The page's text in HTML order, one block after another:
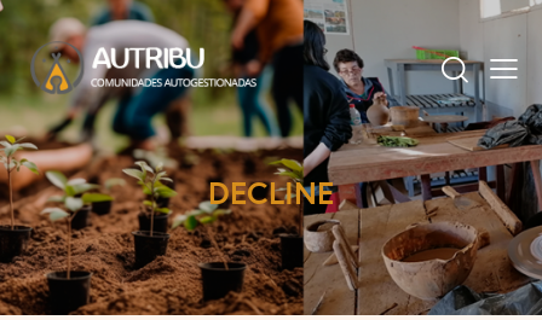
DECLINE